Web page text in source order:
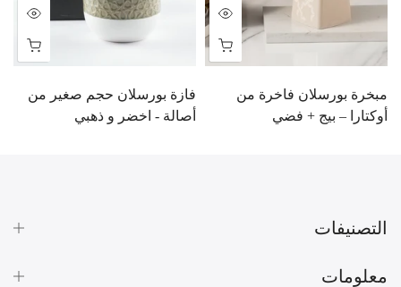
مبخرة بورسلان فاخرة من
أوكتارا – بيج + فضي
فازة بورسلان حجم صغير من
أصالة - اخضر و ذهبي
التصنيفات
معلومات